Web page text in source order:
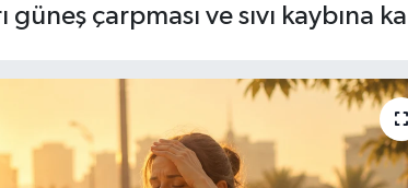
çarpması ve sıvı kaybına